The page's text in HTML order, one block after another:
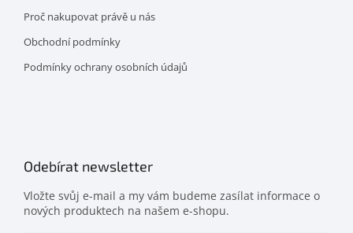
Proč nakupovat právě u nás
Obchodní podmínky
Podmínky ochrany osobních údajů
Odebírat newsletter
Vložte svůj e-mail a my vám budeme zasílat informace o
nových produktech na našem e-shopu.